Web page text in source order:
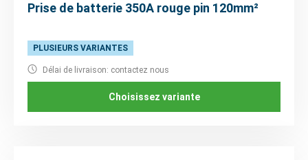
Prise de batterie 350A rouge pin 120mm²
PLUSIEURS VARIANTES
Délai de livraison: contactez nous
Choisissez variante